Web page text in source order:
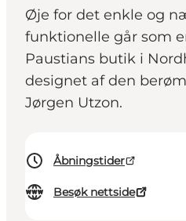
Øje for det enkle og
funktionelle går som
Paustians butik i
designet af den
Jørgen Utzon.
Åbningstider
Besøk nettside